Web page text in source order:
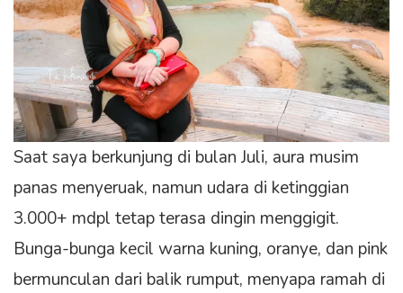
Saat saya berkunjung di bulan Juli, aura musim
panas menyeruak, namun udara di ketinggian
3.000+ mdpl tetap terasa dingin menggigit.
Bunga-bunga kecil warna kuning, oranye, dan pink
bermunculan dari balik rumput, menyapa ramah di